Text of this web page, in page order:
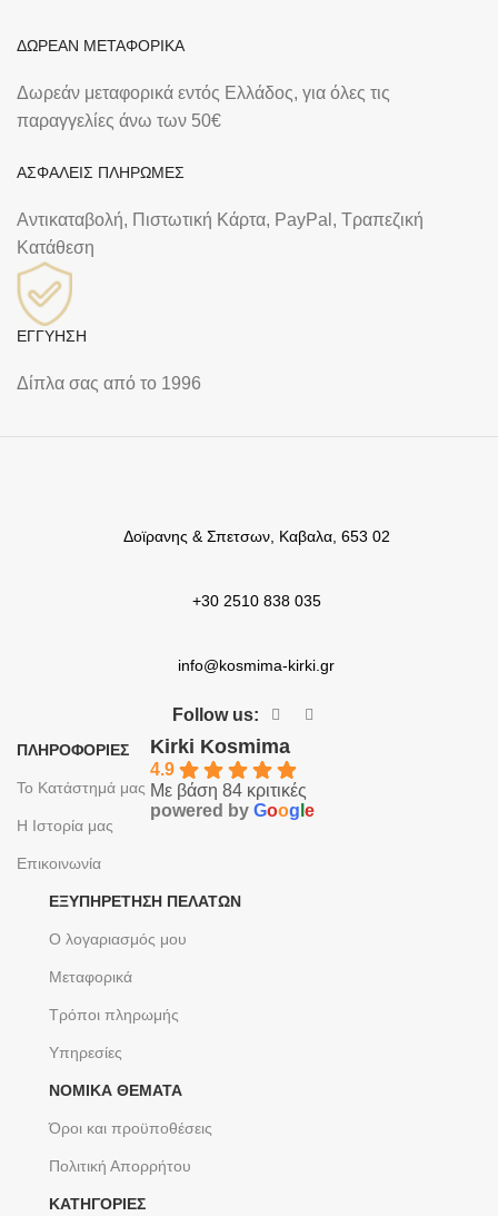
ΔΩΡΕΑΝ ΜΕΤΑΦΟΡΙΚΑ
Δωρεάν μεταφορικά εντός Ελλάδος, για όλες τις
παραγγελίες άνω των 50€
ΑΣΦΑΛΕΙΣ ΠΛΗΡΩΜΕΣ
Αντικαταβολή, Πιστωτική Κάρτα, PayPal, Τραπεζική
Kατάθεση
ΕΓΓΥΗΣΗ
Δίπλα σας από το 1996
Δοϊρανης & Σπετσων, Καβαλα, 653 02
+30 2510 838 035
info@kosmima-kirki.gr
Follow us:
ΠΛΗΡΟΦΟΡΙΕΣ
Το Κατάστημά μας
Η Ιστορία μας
Επικοινωνία
Kirki Kosmima
4.9
Με βάση 84 κριτικές
powered by Goog e
ΕΞΥΠΗΡΈΤΗΣΗ ΠΕΛΑΤΏΝ
Ο λογαριασμός μου
Μεταφορικά
Τρόποι πληρωμής
Υπηρεσίες
ΝΟΜΙΚΆ ΘΈΜΑΤΑ
Όροι και προϋποθέσεις
Πολιτική Απορρήτου
ΚΑΤΗΓΟΡΙΕΣ